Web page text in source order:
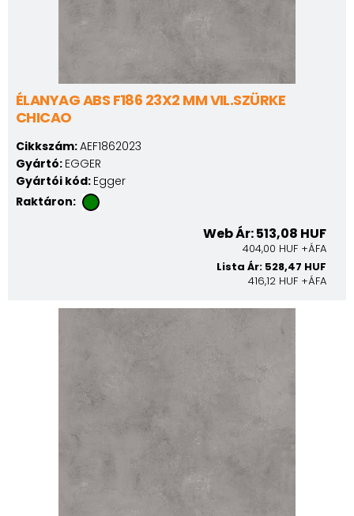
ÉLANYAG ABS F186 23X2 MM VIL.SZÜRKE
CHICAO
Cikkszám:AEF1862023
Gyártó: EGGER
Gyártói kód: Egger
Raktáron:
Web Ár: 513,08 HUF
404,00 HUF +ÁFA
Lista Ár: 528,47 HUF
416,12 HUF +ÁFA